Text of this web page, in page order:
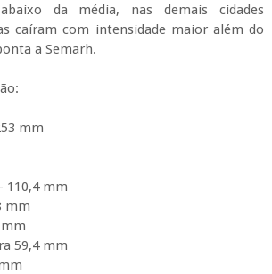
da média, nas demais cidades
caíram com intensidade maior além do
a Semarh.
mm
110,4 mm
mm
59,4 mm